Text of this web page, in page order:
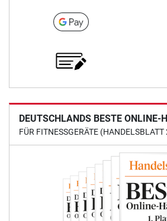
DEUTSCHLANDS BESTE ONLINE-
FÜR FITNESSGERÄTE